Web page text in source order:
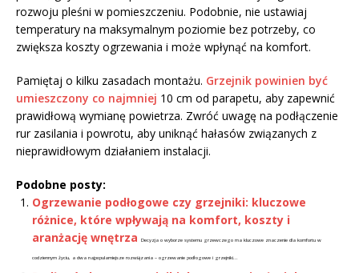
rozwoju pleśni w pomieszczeniu. Podobnie, nie ustawiaj
temperatury na maksymalnym poziomie bez potrzeby, co
zwiększa koszty ogrzewania i może wpłynąć na komfort.
Pamiętaj o kilku zasadach montażu. Grzejnik powinien być
umieszczony co najmniej 10 cm od parapetu, aby zapewnić
prawidłową wymianę powietrza. Zwróć uwagę na podłączenie
rur zasilania i powrotu, aby uniknąć hałasów związanych z
nieprawidłowym działaniem instalacji.
Podobne posty:
Ogrzewanie podłogowe czy grzejniki: kluczowe
różnice, które wpływają na komfort, koszty i
aranżację wnętrza
Decyzja o wyborze systemu grzewczego ma kluczowe znaczenie dla komfortu w
codziennym życiu, a dwa najpopularniejsze rozwiązania – ogrzewanie podłogowe i grzejniki...